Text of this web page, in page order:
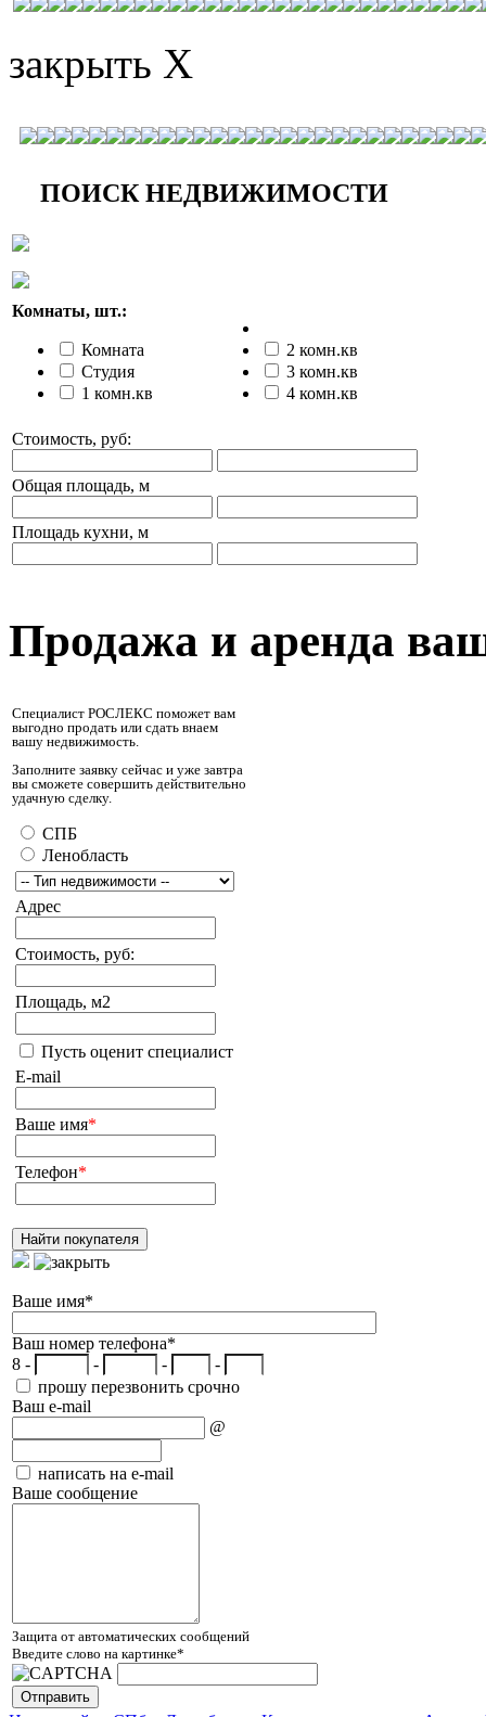
закрыть X
ПОИСК НЕДВИЖИМОСТИ
Комнаты, шт.:
Комната
Студия
1 комн.кв
2 комн.кв
3 комн.кв
4 комн.кв
Стоимость, руб:
Общая площадь, м
Площадь кухни, м
Продажа и аренда
Специалист РОСЛЕКС поможет вам
выгодно продать или сдать внаем
вашу недвижимость.
Заполните заявку сейчас и уже завтра
вы сможете совершить действительно
удачную сделку.
СПБ
Ленобласть
Адрес
Стоимость, руб:
Площадь, м2
Пусть оценит специалист
E-mail
Ваше имя*
Телефон*
Ваше имя*
Ваш номер телефона*
8 -
- -
-
прошу перезвонить срочно
Ваш e-mail
@
написать на e-mail
Ваше сообщение
Защита от автоматических сообщений
Введите слово на картинке*